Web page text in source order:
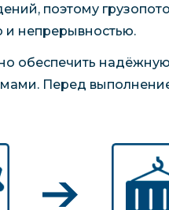
поэтому
и непрерывностью.
обеспечить
Перед